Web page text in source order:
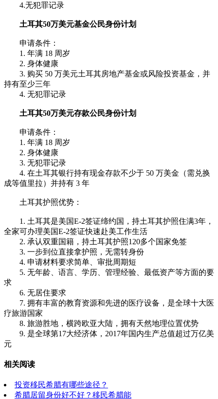
4.无犯罪记录
土耳其50万美元基金公民身份计划
申请条件：
1. 年满 18 周岁
2. 身体健康
3. 购买 50 万美元土耳其房地产基金或风险投资基金，并
持有至少三年
4. 无犯罪记录
土耳其50万美元存款公民身份计划
申请条件：
1. 年满 18 周岁
2. 身体健康
3. 无犯罪记录
4. 在土耳其银行持有现金存款不少于 50 万美金（需兑换
成等值里拉）并持有 3 年
土耳其护照优势：
1. 土耳其是美国E-2签证缔约国，持土耳其护照住满3年，
全家可办理美国E-2签证快速赴美工作生活
2. 承认双重国籍，持土耳其护照120多个国家免签
3. 一步到位直接拿护照，无需转身份
4. 申请材料要求简单、审批周期短
5. 无年龄、语言、学历、管理经验、最低资产等方面的要
求
6. 无居住要求
7. 拥有丰富的教育资源和先进的医疗设备，是全球十大医
疗旅游国家
8. 旅游胜地，横跨欧亚大陆，拥有天然地理位置优势
9. 是全球第17大经济体，2017年国内生产总值超过万亿美
元
相关阅读
投资移民希腊有哪些途径？
希腊居留身份好不好？移民希腊能